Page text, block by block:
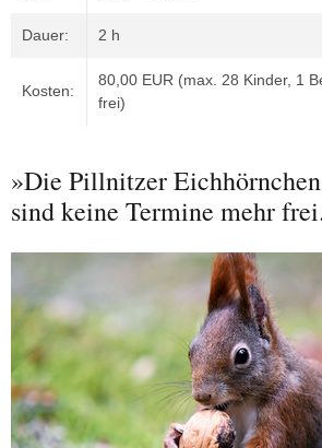
Dauer: 2 h
Kosten:
80,00 EUR (max. 28 Kinder, 1
frei)
»Die Pillnitzer
sind keine Termine mehr